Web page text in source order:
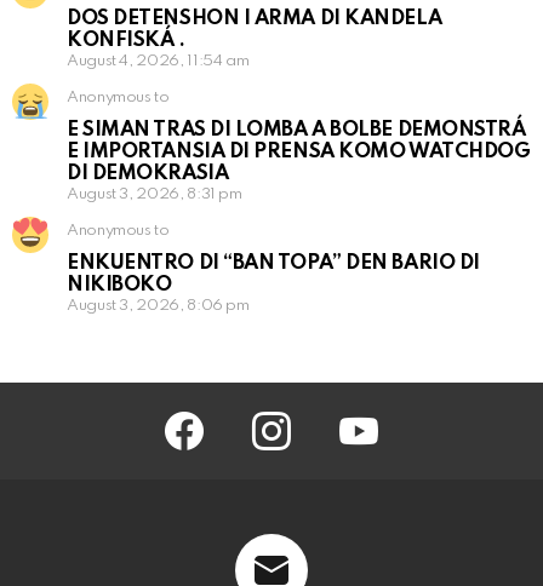
DOS DETENSHON I ARMA DI KANDELA
KONFISKÁ .
August 4, 2026, 11:54 am
Anonymous to
E SIMAN TRAS DI LOMBA A BOLBE DEMONSTRÁ
E IMPORTANSIA DI PRENSA KOMO WATCHDOG
DI DEMOKRASIA
August 3, 2026, 8:31 pm
Anonymous to
ENKUENTRO DI “BAN TOPA” DEN BARIO DI
NIKIBOKO
August 3, 2026, 8:06 pm
facebook instagram youtube